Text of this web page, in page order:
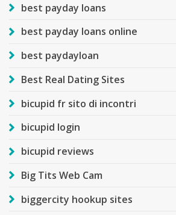
best payday loans
best payday loans online
best paydayloan
Best Real Dating Sites
bicupid fr sito di incontri
bicupid login
bicupid reviews
Big Tits Web Cam
biggercity hookup sites